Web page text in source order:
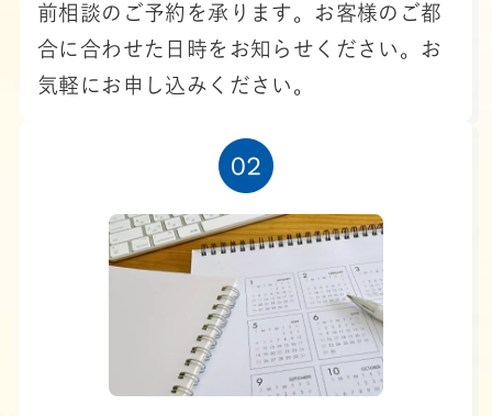
前相談のご予約を承ります。お客様のご都
合に合わせた日時をお知らせください。お
気軽にお申し込みください。